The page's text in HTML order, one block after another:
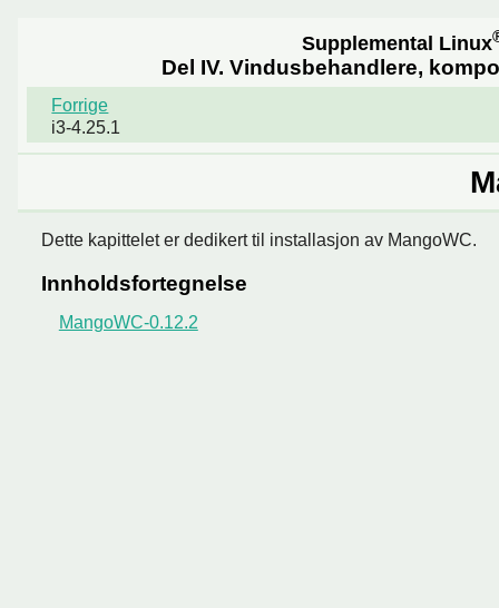
Supplemental Linux
Del IV. Vindusbehandlere,
Forrige
i3-4.25.1
Dette kapittelet er dedikert til installasjon av MangoWC.
Innholdsfortegnelse
MangoWC-0.12.2